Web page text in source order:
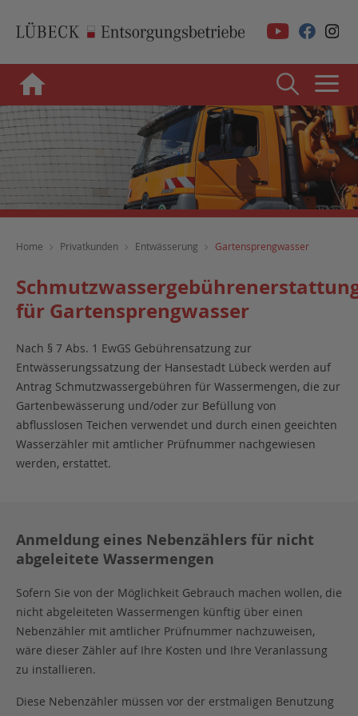
Home Privatkunden Entwässerung Gartensprengwasser
für Gartensprengwasser
Nach § 7 Abs. 1 EwGS Gebührensatzung zur
Entwässerungssatzung der Hansestadt Lübeck werden auf
Antrag Schmutzwassergebühren für Wassermengen, die zur
Gartenbewässerung und/oder zur Befüllung von
abflusslosen Teichen verwendet und durch einen geeichten
Wasserzähler mit amtlicher Prüfnummer nachgewiesen
werden, erstattet.
Anmeldung eines Nebenzählers für nicht
abgeleitete Wassermengen
Sofern Sie von der Möglichkeit Gebrauch machen wollen, die
nicht abgeleiteten Wassermengen künftig über einen
Nebenzähler mit amtlicher Prüfnummer nachzuweisen,
wäre dieser Zähler auf Ihre Kosten und Ihre Veranlassung
zu installieren.
Diese Nebenzähler müssen vor der erstmaligen Benutzung